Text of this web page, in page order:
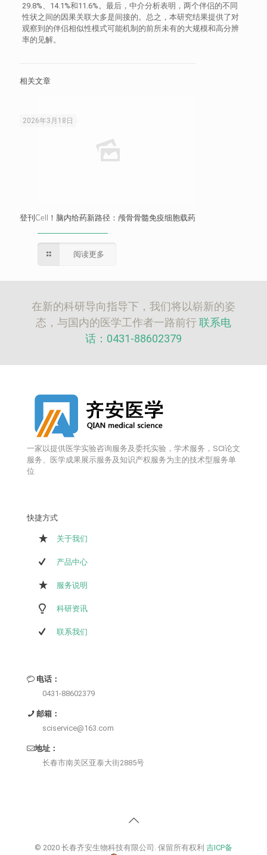
29.8%、14.1%和11.6%。最后，中介分析表明，两个伴侣的不同
性状之间的因果关联大多是间接的。总之，本研究结果提供了对
观察到的伴侣相似性模式可能机制的前所未有的大规模和高分辨
率的见解。
相关文章
2026年3月18日
登刊Cell！脑内给药新路径：颅骨骨髓免疫细胞载药
阅读更多
在新的科研导向指导下，我们将以崭新的姿
态，与国内的医学工作者一路前行联系电
话：0431-88602379
一家以提供医学实验咨询服务及委托实验，学术服务，SCI论文
服务、医学成果展示服务及知识产权服务为主的技术型服务单
位
快捷方式
关于我们
产品中心
服务说明
科研资讯
联系我们
电话：
0431-88602379
邮箱：
sciservice@163.com
地址：
长春市南关区亚泰大街2885号
© 2020 长春齐安生物科技有限公司. 保留所有权利 吉ICP备